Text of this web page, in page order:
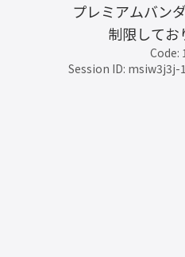
プレミアムバン
制限してお
Code:
Session ID: